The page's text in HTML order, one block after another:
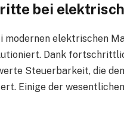
bei
modernen elektrischen
Dank
Steuerbarkeit, die
Einige der